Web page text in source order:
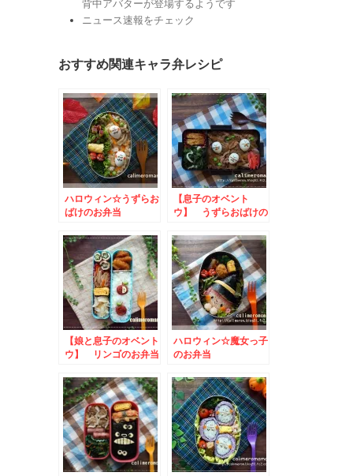
背中アバターが登場するようです
ニュース速報をチェック
おすすめ関連キャラ弁レシピ
ハロウィン☆うずらお
ばけのお弁当
【息子のオベント
ウ】 うずらおばけの
【娘と息子のオベント
ウ】 リンゴのお弁当
ハロウィン☆魔女っ子
のお弁当